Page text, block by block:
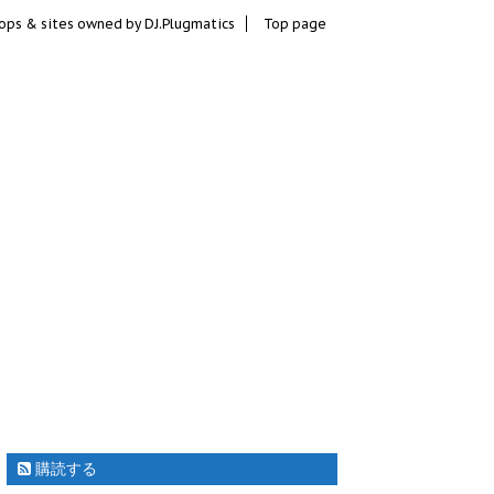
& sites owned by DJ.Plugmatics Top page
購読する